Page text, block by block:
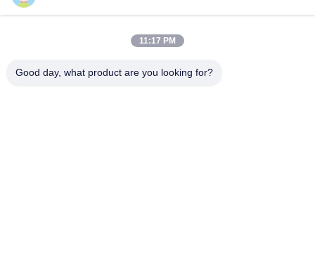
Liens Rapides
Produits
A Propos De Nous
Visite D'usine
11:17 PM
Good day, what product are you looking for?